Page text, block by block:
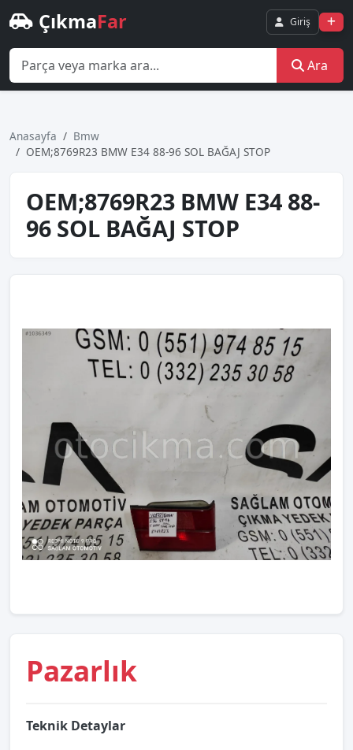
ÇıkmaFar Giriş
Ara
Anasayfa
Bmw
OEM;8769R23 BMW E34 88-96 SOL BAĞAJ STOP
OEM;8769R23 BMW E34 88-
96 SOL BAĞAJ STOP
Pazarlık
Teknik Detaylar